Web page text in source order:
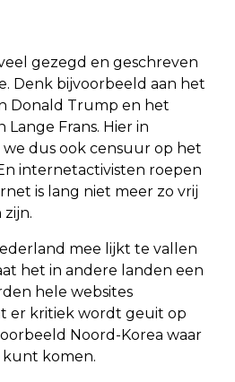
gezegd en geschreven
Denk bijvoorbeeld aan het
Donald Trump en het
Frans. Hier in
dus ook censuur op het
internetactivisten roepen
is lang niet meer zo vrij
mee lijkt te vallen
het in andere landen een
hele websites
er kritiek wordt geuit op
Noord-Korea waar
kunt komen.